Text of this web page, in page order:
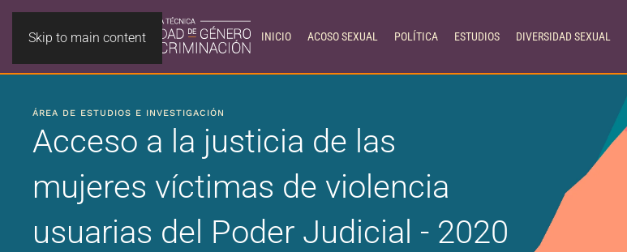
Skip to main content INICIO ACOSO SEXUAL POLÍTICA ESTUDIOS DIVERSIDAD SEXUAL
ÁREA DE ESTUDIOS E INVESTIGACIÓN
Acceso a la justicia de las
mujeres víctimas de violencia
usuarias del Poder Judicial - 2020